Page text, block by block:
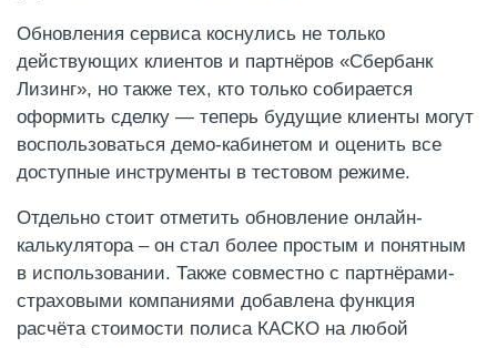
Обновления сервиса коснулись не только
действующих клиентов и партнёров «Сбербанк
Лизинг», но также тех, кто только собирается
оформить сделку — теперь будущие клиенты могут
воспользоваться демо-кабинетом и оценить все
доступные инструменты в тестовом режиме.
Отдельно стоит отметить обновление онлайн-
калькулятора – он стал более простым и понятным
в использовании. Также совместно с партнёрами-
страховыми компаниями добавлена функция
расчёта стоимости полиса КАСКО на любой